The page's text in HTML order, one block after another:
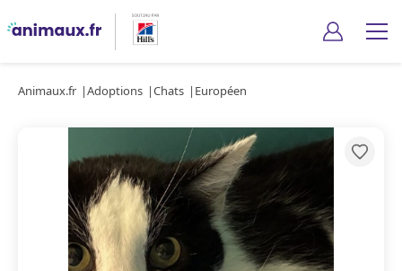
Animaux.fr Adoptions Chats Européen